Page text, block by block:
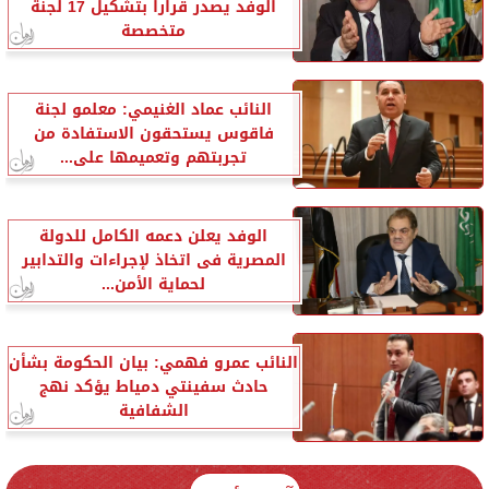
الوفد يصدر قرارا بتشكيل 17 لجنة
متخصصة
النائب عماد الغنيمي: معلمو لجنة
فاقوس يستحقون الاستفادة من
تجربتهم وتعميمها على...
الوفد يعلن دعمه الكامل للدولة
المصرية فى اتخاذ لإجراءات والتدابير
لحماية الأمن...
النائب عمرو فهمي: بيان الحكومة بشأن
حادث سفينتي دمياط يؤكد نهج
الشفافية